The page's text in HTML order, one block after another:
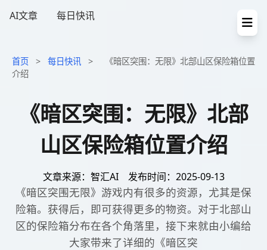
AI文章 每日快讯
首页 > 每日快讯 >
《暗区突围：无限》北部山区保险箱位置
介绍
《暗区突围：无限》北部
山区保险箱位置介绍
文章来源：智汇AI 发布时间：2025-09-13
《暗区突围无限》游戏内有很多的资源，尤其是保
险箱。获得后，即可获得更多的物资。对于北部山
区的保险箱分布在各个角落里，接下来就由小编给
大家带来了详细的《暗区突